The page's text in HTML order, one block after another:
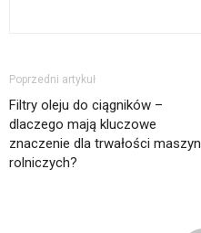
Poprzedni artykuł
Filtry oleju do ciągników –
dlaczego mają kluczowe
znaczenie dla trwałości maszyn
rolniczych?